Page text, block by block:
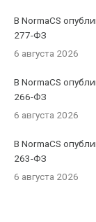
В NormaCS
277-ФЗ
6 августа 2026
В NormaCS
266-ФЗ
6 августа 2026
В NormaCS
263-ФЗ
6 августа 2026